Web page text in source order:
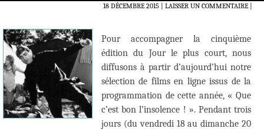
18 DÉCEMBRE 2015 LAISSER UN COMMENTAIRE|
Pour accompagner la cinquième
édition du Jour le plus court, nous
diffusons à partir d’aujourd’hui notre
sélection de films en ligne issus de la
programmation de cette année, « Que
c’est bon l’insolence ! ». Pendant trois
jours (du vendredi 18 au dimanche 20